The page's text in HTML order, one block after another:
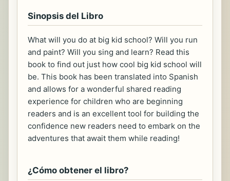
Sinopsis del Libro
What will you do at big kid school? Will you run
and paint? Will you sing and learn? Read this
book to find out just how cool big kid school will
be. This book has been translated into Spanish
and allows for a wonderful shared reading
experience for children who are beginning
readers and is an excellent tool for building the
confidence new readers need to embark on the
adventures that await them while reading!
¿Cómo obtener el libro?